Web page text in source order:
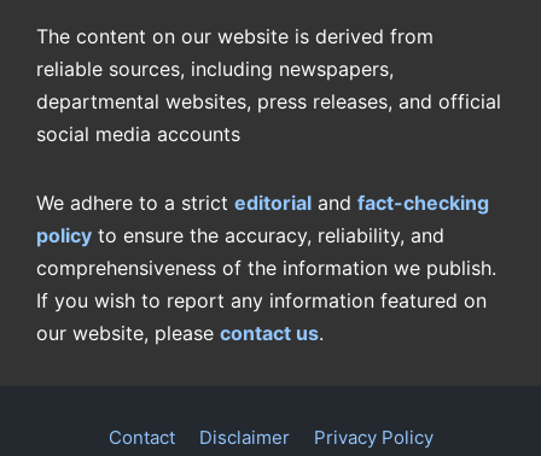
The content on our website is derived from
reliable sources, including newspapers,
departmental websites, press releases, and official
social media accounts
We adhere to a strict editorial and fact-checking
policy to ensure the accuracy, reliability, and
comprehensiveness of the information we publish.
If you wish to report any information featured on
our website, please contact us.
Contact Disclaimer Privacy Policy